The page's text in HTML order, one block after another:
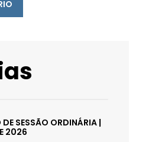
SESSÃO ORDINÁRIA |
2026